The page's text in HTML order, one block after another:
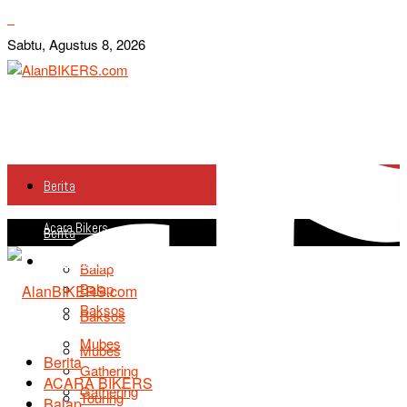
Sabtu, Agustus 8, 2026
Berita
Acara Bikers
Balap
Baksos
Mubes
Gathering
Berita
Acara Bikers
Balap
Baksos
Mubes
Gathering
Touring
Berita
ACARA BIKERS